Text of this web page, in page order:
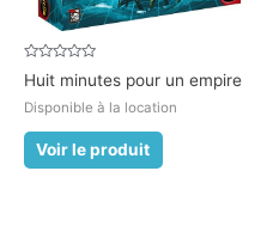
Note
0
5
Huit minutes pour un empire
Disponible à la location
Voir le produit